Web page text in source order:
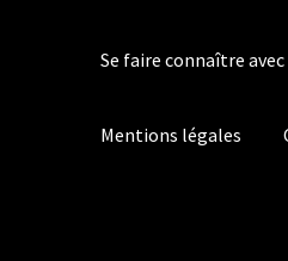
Se faire connaître avec
Mentions légales